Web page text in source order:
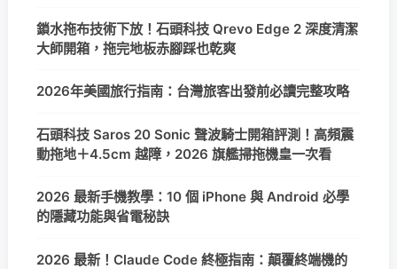
鎖水拖布技術下放！石頭科技 Qrevo Edge 2 深度清潔
大師開箱，拖完地板赤腳踩也乾爽
2026年美國旅行指南：台灣旅客出發前必讀完整攻略
石頭科技 Saros 20 Sonic 聲波騎士開箱評測！高頻震
動拖地＋4.5cm 越障，2026 旗艦掃拖機皇一次看
2026 最新手機教學：10 個 iPhone 與 Android 必學
的隱藏功能與省電秘訣
2026 最新！Claude Code 終極指南：顛覆終端機的